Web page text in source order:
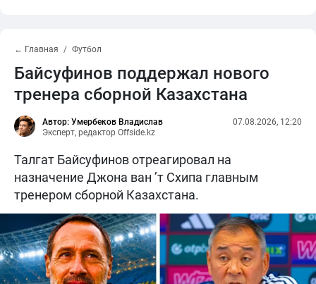
← Главная Футбол
Байсуфинов поддержал нового
тренера сборной Казахстана
Автор: Умербеков Владислав
Эксперт, редактор Offside.kz
07.08.2026, 12:20
Талгат Байсуфинов отреагировал на
назначение Джона ван ’т Схипа главным
тренером сборной Казахстана.